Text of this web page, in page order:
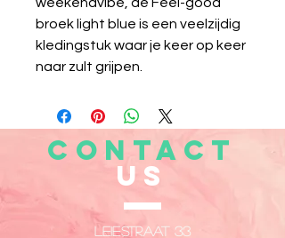
broek light blue is een veelzijdig
kledingstuk waar je keer op keer
naar zult grijpen.
CONTACT
US
Leiestraat 33